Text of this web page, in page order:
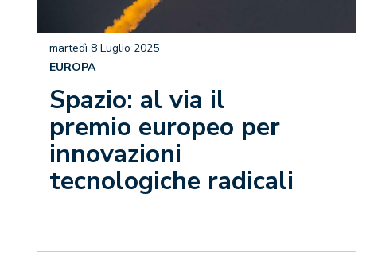
Spazio: al via il
premio europeo per
innovazioni
tecnologiche radicali
martedì 8 Luglio 2025
EUROPA